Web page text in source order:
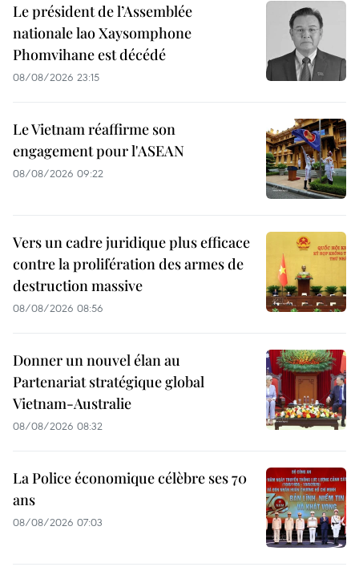
Le président de l’Assemblée
nationale lao Xaysomphone
Phomvihane est décédé
08/08/2026 23:15
Le Vietnam réaffirme son
engagement pour l'ASEAN
08/08/2026 09:22
Vers un cadre juridique plus efficace
contre la prolifération des armes de
destruction massive
08/08/2026 08:56
Donner un nouvel élan au
Partenariat stratégique global
Vietnam-Australie
08/08/2026 08:32
La Police économique célèbre ses 70
ans
08/08/2026 07:03